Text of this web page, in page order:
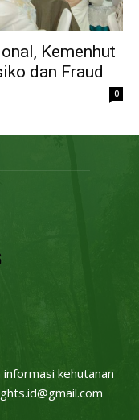
Kemenhut
dan Fraud
0
kehutanan